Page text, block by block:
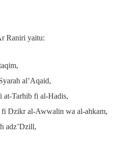
Raniri yaitu:
al’Aqaid,
at-Tarhib fi al-Hadis,
fi Dzikr al-Awwalin wa al-ahkam,
adz’Dzill,